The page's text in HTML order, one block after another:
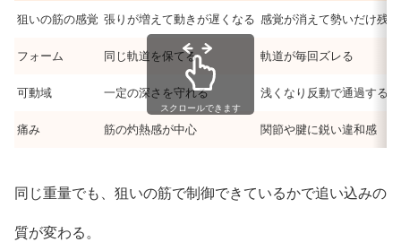
狙いの筋の感覚 張りが増えて動きが遅くなる 感覚が消えて勢いだけ残る
フォーム 同じ軌道を保てる 軌道が毎回ズレる
可動域 一定の深さを守れる 浅くなり反動で通過する
痛み 筋の灼熱感が中心 関節や腱に鋭い違和感
スクロールできます
同じ重量でも、狙いの筋で制御できているかで追い込みの
質が変わる。